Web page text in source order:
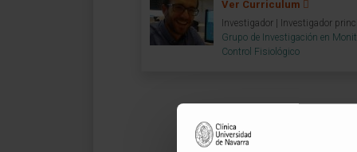
Ver Curriculum
Investigador | Investigador
Grupo de Investigación en
Control Fisiológico